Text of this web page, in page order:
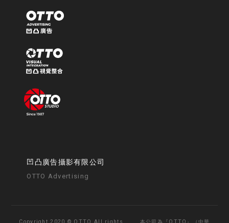
凹凸廣告攝影有限公司
OTTO Advertising